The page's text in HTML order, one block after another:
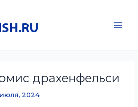
драхенфельси
2024